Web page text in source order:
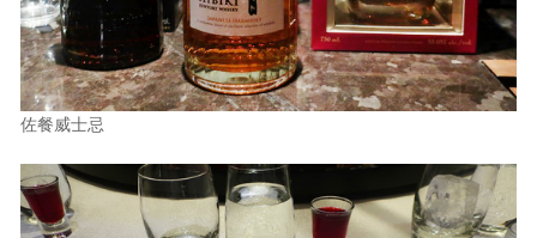
訂閱電子報
佐餐威士忌